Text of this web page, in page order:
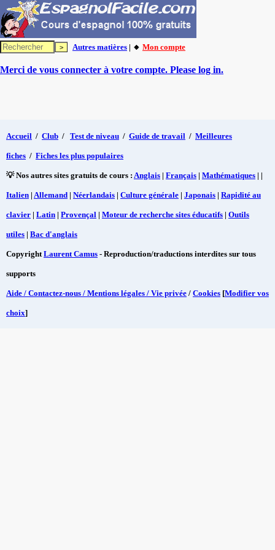
Autres matières | 🔸 Mon compte
Merci de vous connecter à votre compte. Please log in.
Accueil / Club / Test de niveau / Guide de travail / Meilleures
fiches / Fiches les plus populaires
💡 Nos autres sites gratuits de cours : Anglais | Français | Mathématiques | |
Italien | Allemand | Néerlandais | Culture générale | Japonais | Rapidité au
clavier | Latin | Provençal | Moteur de recherche sites éducatifs | Outils
utiles | Bac d'anglais
CopyrightLaurent Camus - Reproduction/traductions interdites sur tous
supports
Aide / Contactez-nous / Mentions légales / Vie privée / Cookies [Modifier vos
choix]